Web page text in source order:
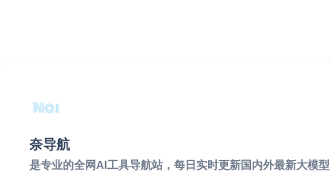
奈导航
是专业的全网AI工具导航站，每日实时更新国内外最新大模型